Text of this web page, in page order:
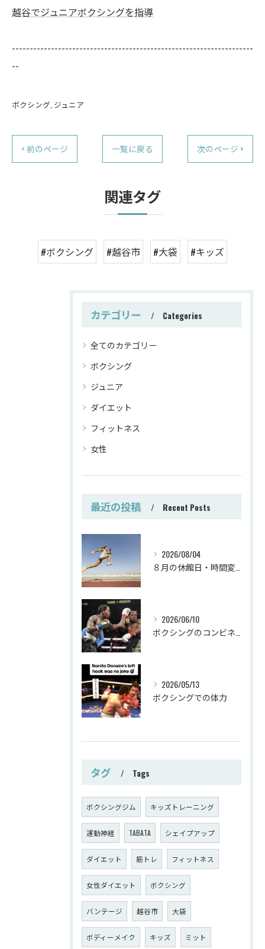
越谷でジュニアボクシングを指導
--------------------------------------------------------------------
--
ボクシング ジュニア
< 前のページ 一覧に戻る 次のページ >
関連タグ
#ボクシング #越谷市 #大袋 #キッズ
カテゴリー Categories
全てのカテゴリー
ボクシング
ジュニア
ダイエット
フィットネス
女性
最近の投稿 Recent Posts
2026/08/04
８月の休館日・時間変更
2026/06/10
ボクシングのコンビネーション
2026/05/13
ボクシングでの体力
タグ Tags
ボクシングジム キッズトレーニング
運動神経 TABATA シェイプアップ
ダイエット 筋トレ フィットネス
女性ダイエット ボクシング
バンテージ 越谷市 大袋
ボディーメイク キッズ ミット